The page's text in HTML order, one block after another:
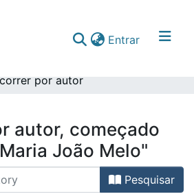
Entrar(current)
por autor
autor, começado
João Melo"
Pesquisar